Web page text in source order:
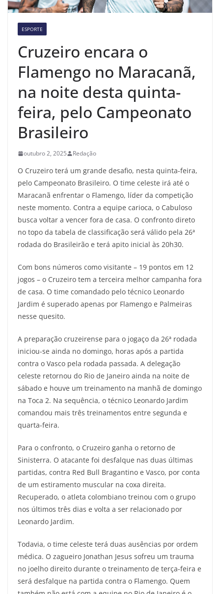
ESPORTE
Cruzeiro encara o
Flamengo no Maracanã,
na noite desta quinta-
feira, pelo Campeonato
Brasileiro
outubro 2, 2025 Redação
O Cruzeiro terá um grande desafio, nesta quinta-feira,
pelo Campeonato Brasileiro. O time celeste irá até o
Maracanã enfrentar o Flamengo, líder da competição
neste momento. Contra a equipe carioca, o Cabuloso
busca voltar a vencer fora de casa. O confronto direto
no topo da tabela de classificação será válido pela 26ª
rodada do Brasileirão e terá apito inicial às 20h30.
Com bons números como visitante – 19 pontos em 12
jogos – o Cruzeiro tem a terceira melhor campanha fora
de casa. O time comandado pelo técnico Leonardo
Jardim é superado apenas por Flamengo e Palmeiras
nesse quesito.
A preparação cruzeirense para o jogaço da 26ª rodada
iniciou-se ainda no domingo, horas após a partida
contra o Vasco pela rodada passada. A delegação
celeste retornou do Rio de Janeiro ainda na noite de
sábado e houve um treinamento na manhã de domingo
na Toca 2. Na sequência, o técnico Leonardo Jardim
comandou mais três treinamentos entre segunda e
quarta-feira.
Para o confronto, o Cruzeiro ganha o retorno de
Sinisterra. O atacante foi desfalque nas duas últimas
partidas, contra Red Bull Bragantino e Vasco, por conta
de um estiramento muscular na coxa direita.
Recuperado, o atleta colombiano treinou com o grupo
nos últimos três dias e volta a ser relacionado por
Leonardo Jardim.
Todavia, o time celeste terá duas ausências por ordem
médica. O zagueiro Jonathan Jesus sofreu um trauma
no joelho direito durante o treinamento de terça-feira e
será desfalque na partida contra o Flamengo. Quem